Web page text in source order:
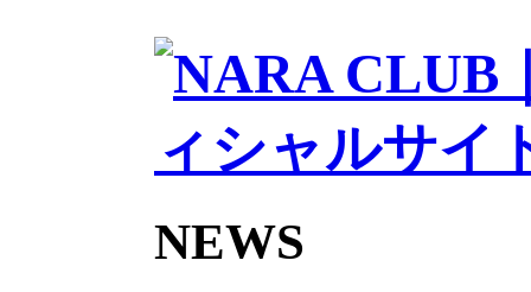
チアダンススクール
ボランティアチーム「volundeer」
HOMEGAME
観戦ルール＆マナー
写真・動画使用ガイドライン
ロートフィールド奈良
NEWS